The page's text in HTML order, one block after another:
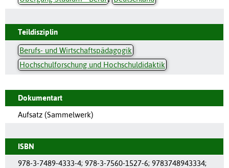
Teildisziplin
Berufs- und Wirtschaftspädagogik
Hochschulforschung und Hochschuldidaktik
Dokumentart
Aufsatz (Sammelwerk)
ISBN
978-3-7489-4333-4; 978-3-7560-1527-6; 9783748943334;